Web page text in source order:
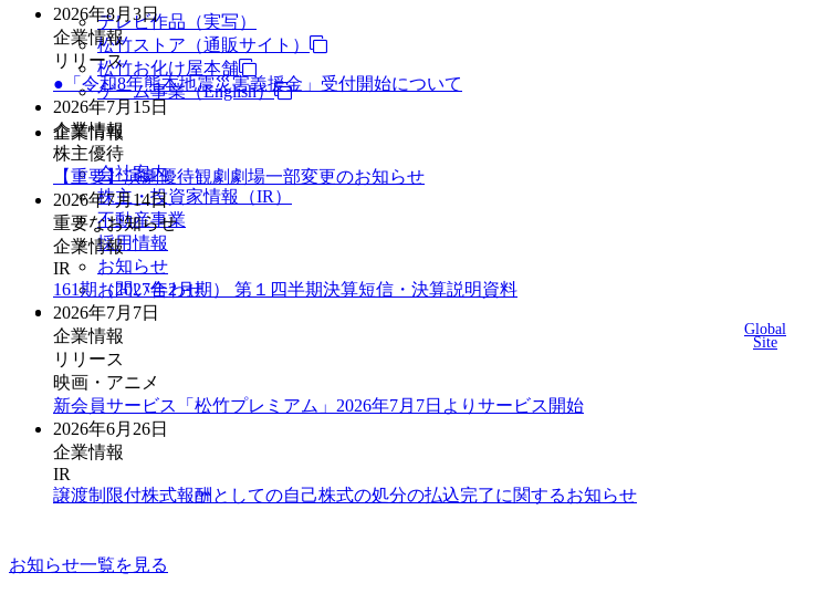
テレビ作品（実写）
松竹ストア（通販サイト）
松竹お化け屋本舗
ゲーム事業（English）
企業情報
会社案内
株主・投資家情報（IR）
不動産事業
採用情報
お知らせ
お問い合わせ
Global
Site
2026年8月3日
企業情報
リリース
●「令和8年熊本地震災害義援金」受付開始について
2026年7月15日
企業情報
株主優待
【重要】演劇優待観劇劇場一部変更のお知らせ
2026年7月14日
重要なお知らせ
企業情報
IR
161期（2027年2月期） 第１四半期決算短信・決算説明資料
2026年7月7日
企業情報
リリース
映画・アニメ
新会員サービス「松竹プレミアム」2026年7月7日よりサービス開始
2026年6月26日
企業情報
IR
譲渡制限付株式報酬としての自己株式の処分の払込完了に関するお知らせ
お知らせ一覧を見る